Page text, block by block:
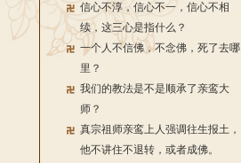
信心不淳，信心不一，信心不相
续，这三心是指什么？
一个人不信佛，不念佛，死了去哪
里？
我们的教法是不是顺承了亲鸾大
师？
真宗祖师亲鸾上人强调往生报土，
他不讲住不退转，或者成佛。